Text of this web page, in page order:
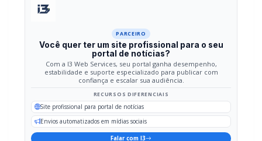
acesso da população às atividades oferecidas pela Escola de
LEIA TAMBÉM
Campanha do Agasalho beneficia alunos e
famílias de escolas municipais de Marechal
Cândido Rondon
Serviço de Atenção Domiciliar transforma